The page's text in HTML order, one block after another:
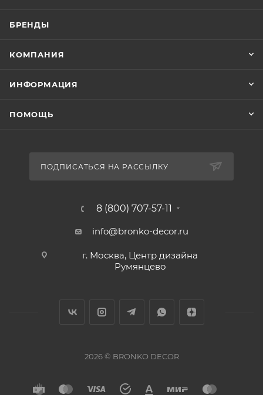
БРЕНДЫ
КОМПАНИЯ
ИНФОРМАЦИЯ
ПОМОЩЬ
ПОДПИСАТЬСЯ НА РАССЫЛКУ
8 (800) 707-57-11
info@bronko-decor.ru
г. Москва, Центр дизайна
Румянцево
2026 © BRONKO DECOR